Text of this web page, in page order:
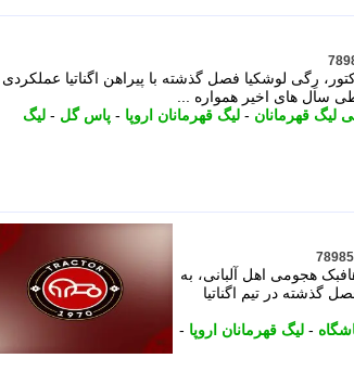
رِگی لوشکیا فصل گذشته با پیراهن اگناتیا عملکردی
لیگ قهرمانان - لیگ قهرمانان اروپا - پاس گل - لیگ
هجومی اهل آلبانی، به
خبر داد. این بازیکن 29 ساله که فصل گذشته در تیم اگناتیا
- لیگ قهرمانان اروپا -